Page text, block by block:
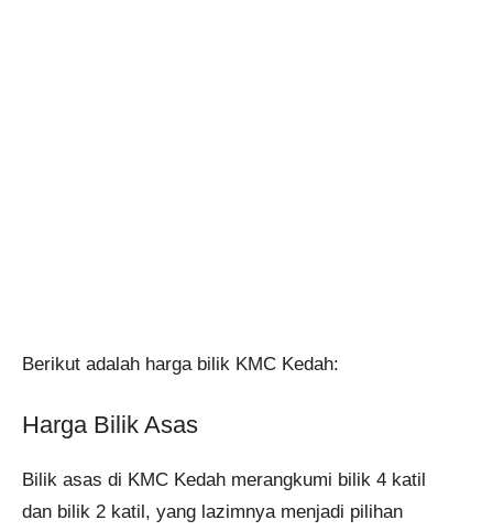
Berikut adalah harga bilik KMC Kedah:
Harga Bilik Asas
Bilik asas di KMC Kedah merangkumi bilik 4 katil
dan bilik 2 katil, yang lazimnya menjadi pilihan